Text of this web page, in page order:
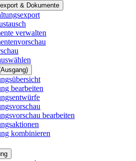
& Dokumente
verwalten
bearbeiten
bearbeiten
kombinieren